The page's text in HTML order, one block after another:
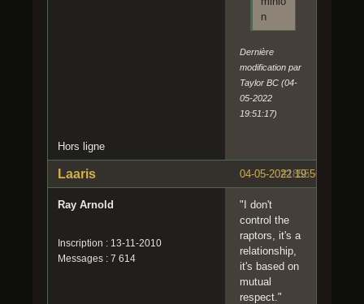
n
Dernière
modification par
Taylor BC (04-
05-2022
19:51:17)
Hors ligne
#1855
04-05-2022 19:56:41
Laaris
Ray Arnold
Inscription : 13-11-2010
Messages : 7 614
"I don't
control the
raptors, it's a
relationship,
it's based on
mutual
respect."